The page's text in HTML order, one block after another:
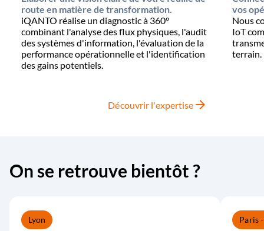
route en matière de transformation.
iQANTO réalise un diagnostic à 360°
combinant l'analyse des flux physiques, l'audit
des systèmes d'information, l'évaluation de la
performance opérationnelle et l'identification
des gains potentiels.
Découvrir l'expertise arrow_forward
vos
Nous
IoT
terrain.
On se retrouve bientôt ?
Lyon Paris